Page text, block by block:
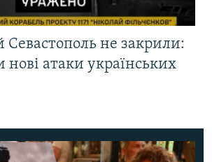
не закрили:
нові атаки українських